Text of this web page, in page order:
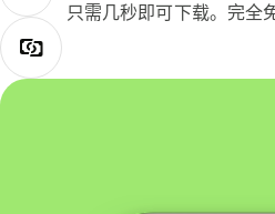
只需几秒即可下载。完全